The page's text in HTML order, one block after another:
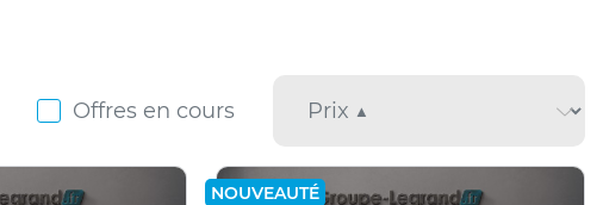
Offres en cours
NOUVEAUTÉ